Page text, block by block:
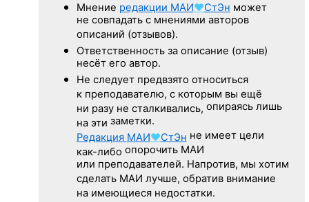
Мнение редакции МАИ♥СтЭн может
не совпадать с мнениями авторов
описаний (отзывов).
Ответственность за описание (отзыв)
несёт его автор.
Не следуетпредвзято относиться
к преподавателю, с которым вы ещё
ни разу не сталкивались, опираясь лишь
на эти заметки.
Редакция МАИ♥СтЭн не имеет цели
как-либо опорочить МАИ
или преподавателей. Напротив, мы хотим
сделать МАИ лучше, обратив внимание
на имеющиеся недостатки.